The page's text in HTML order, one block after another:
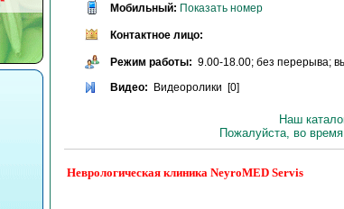
Мобильный: Показать номер
Контактное лицо:
Режим работы: 9.00-18.00; без перерыва;
Видео: Видеоролики [0]
Наш
Пожалуйста, во
Неврологическая клиника NeyroMED Servis